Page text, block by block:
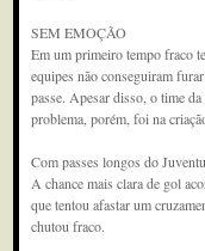
SEM EMOÇÃO
Em um primeiro tempo fraco
equipes não conseguiram
passe. Apesar disso, o time
problema, porém, foi na
Com passes longos do
A chance mais clara de gol
que tentou afastar um
chutou fraco.